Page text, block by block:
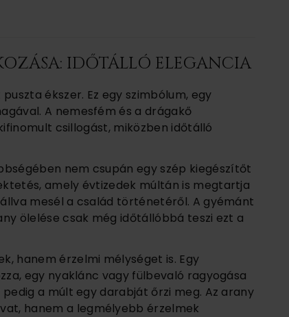
IDŐTÁLLÓ ELEGANCIA
ékszer. Ez egy szimbólum, egy
A nemesfém és a drágakő
csillogást, miközben időtálló
nem csupán egy szép kiegészítőt
amely évtizedek múltán is megtartja
mesél a család történetéről. A gyémánt
ölelése csak még időtállóbbá teszi ezt a
hanem érzelmi mélységet is. Egy
egy nyaklánc vagy fülbevaló ragyogása
a múlt egy darabját őrzi meg. Az arany
hanem a legmélyebb érzelmek